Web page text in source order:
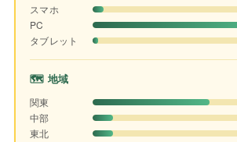
スマホ
PC
タブレット
🗺 地域
関東
中部
東北